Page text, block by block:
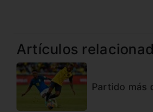
Artículos
Partido más